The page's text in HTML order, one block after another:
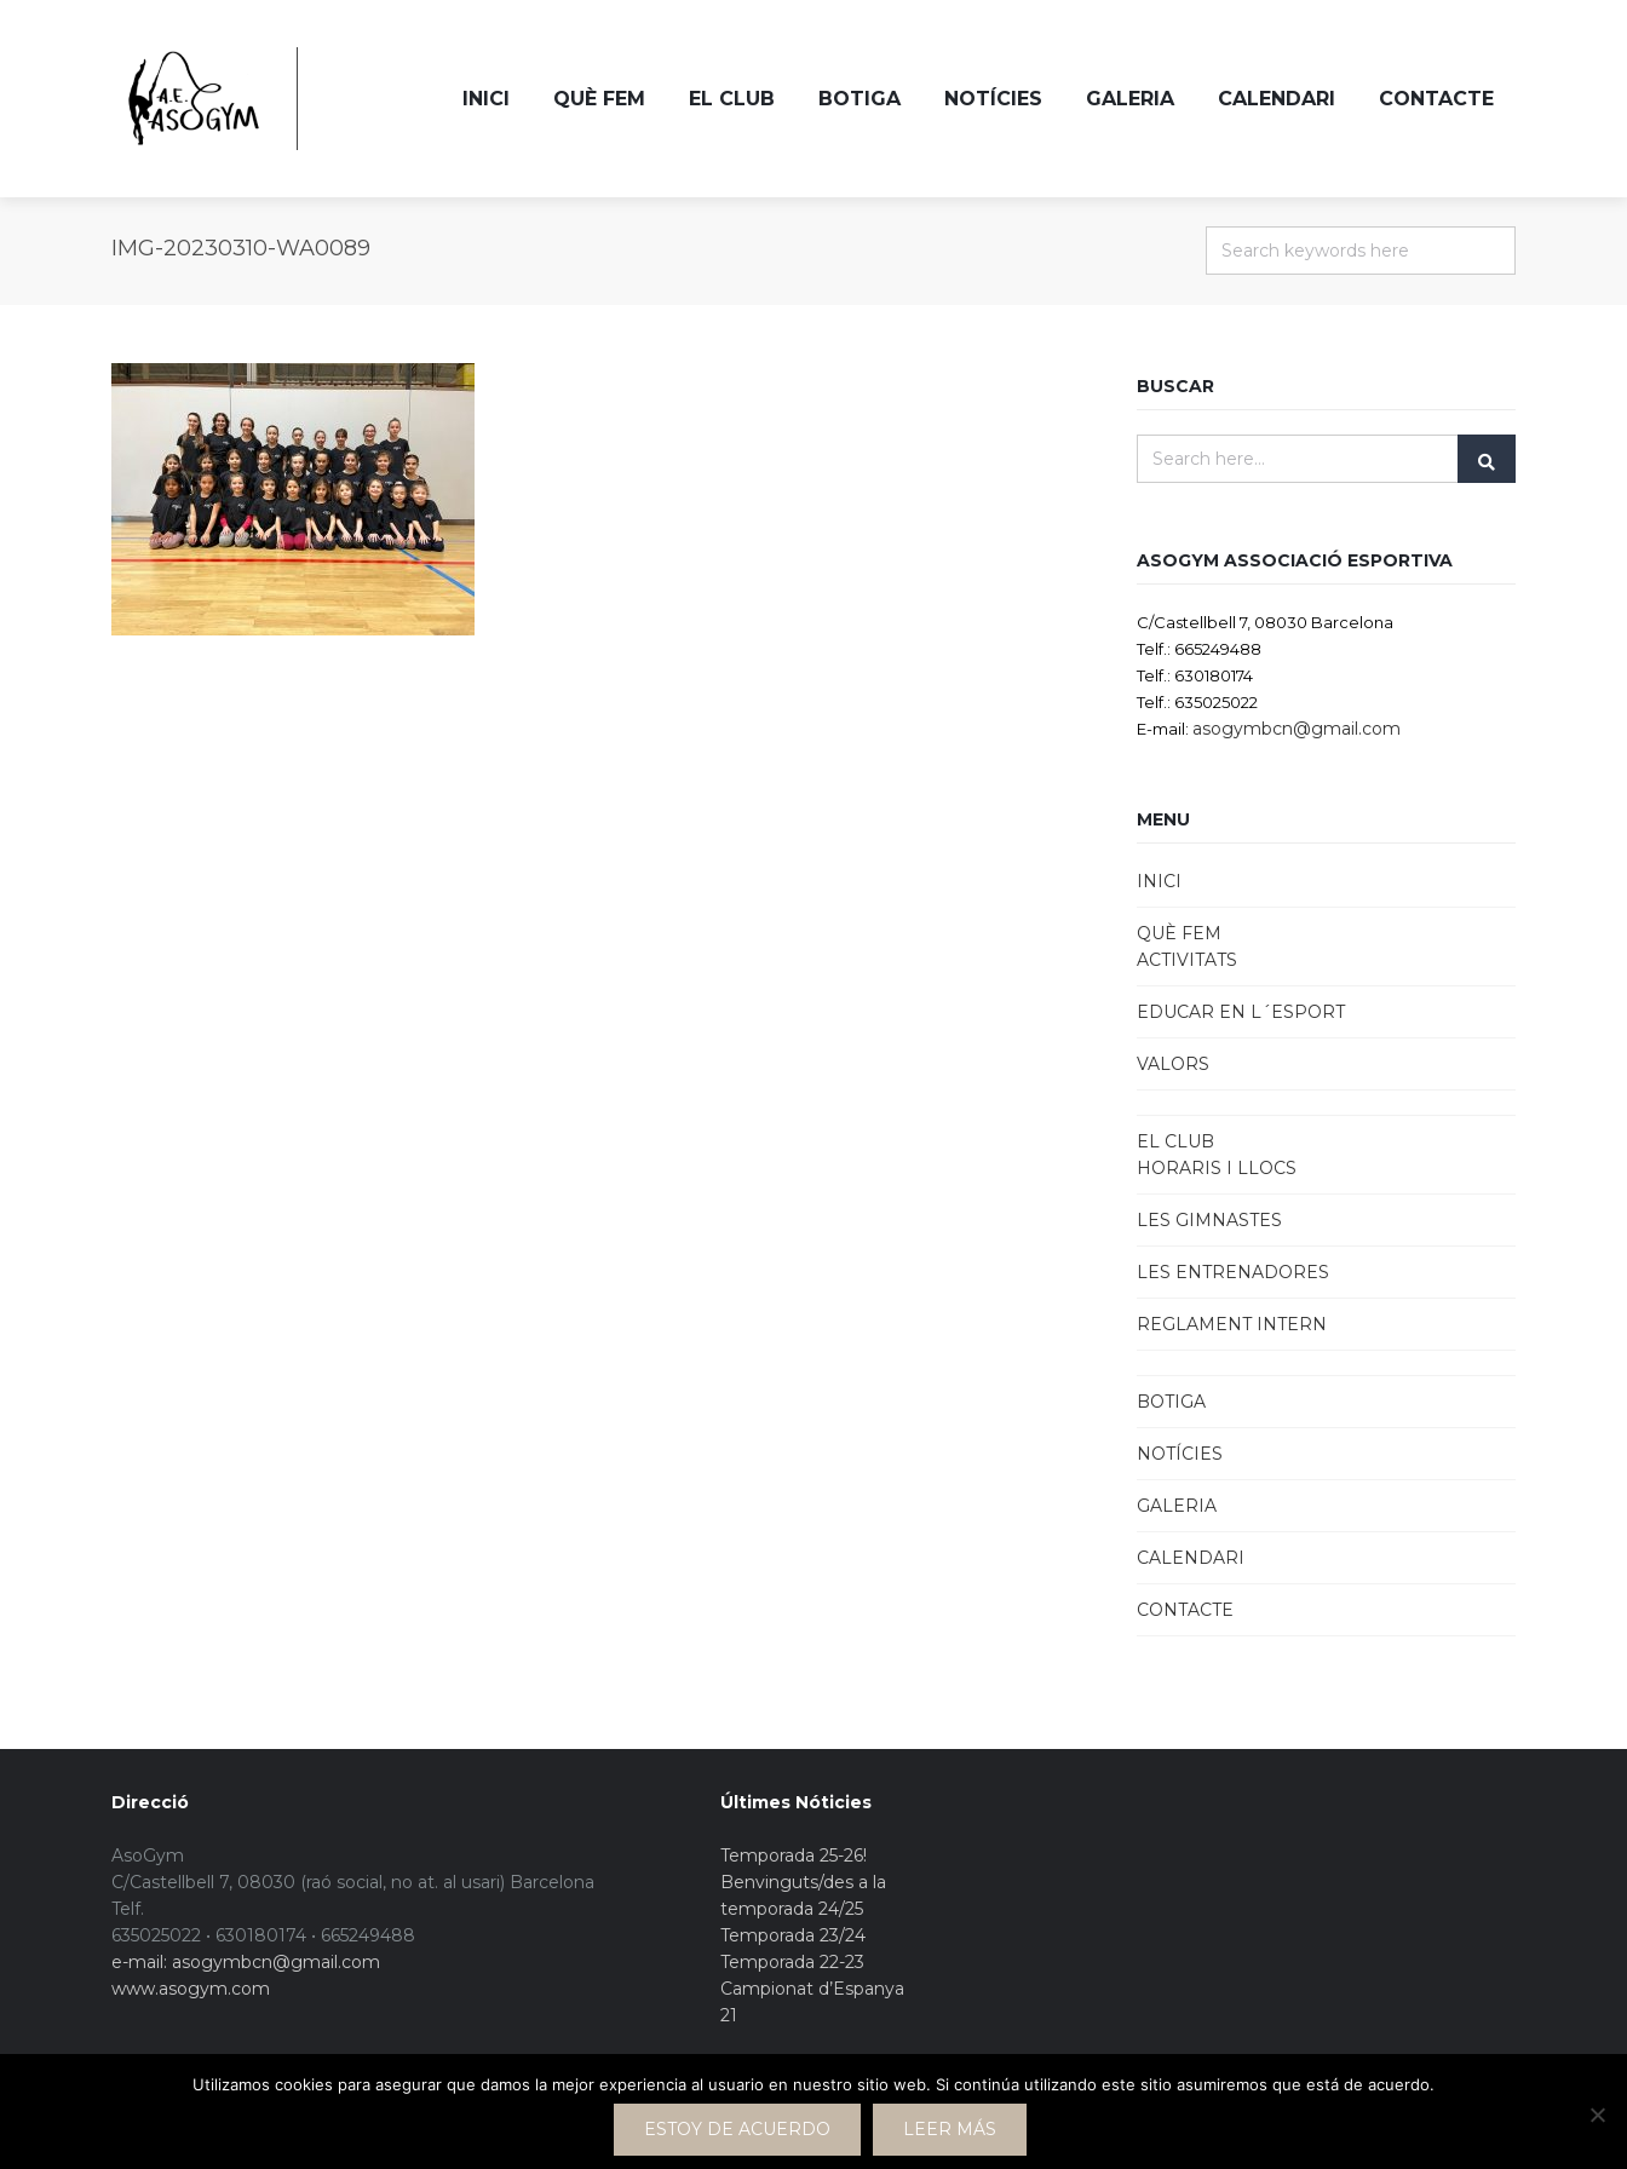
INICI QUÈ FEM EL CLUB BOTIGA NOTÍCIES GALERIA CALENDARI CONTACTE
IMG-20230310-WA0089
BUSCAR
ASOGYM ASSOCIACIÓ ESPORTIVA
C/Castellbell 7, 08030 Barcelona
Telf.: 665249488
Telf.: 630180174
Telf.: 635025022
E-mail: asogymbcn@gmail.com
MENU
INICI
QUÈ FEM
ACTIVITATS
EDUCAR EN L´ESPORT
VALORS
EL CLUB
HORARIS I LLOCS
LES GIMNASTES
LES ENTRENADORES
REGLAMENT INTERN
BOTIGA
NOTÍCIES
GALERIA
CALENDARI
CONTACTE
Direcció
AsoGym
C/Castellbell 7, 08030 (raó social, no at. al usari) Barcelona
Telf.
635025022 • 630180174 • 665249488
e-mail: asogymbcn@gmail.com
www.asogym.com
Últimes Nóticies
Temporada 25-26!
Benvinguts/des a la
temporada 24/25
Temporada 23/24
Temporada 22-23
Campionat d’Espanya
21
Utilizamos cookies para asegurar que damos la mejor experiencia al usuario en nuestro sitio web. Si continúa utilizando este sitio asumiremos que está de acuerdo.
ESTOY DE ACUERDO LEER MÁS